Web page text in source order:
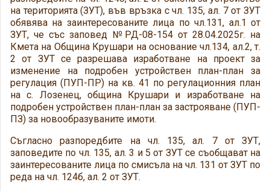
на територията (ЗУТ), във връзка с чл. 135, ал. 7 от ЗУТ
обявява на заинтересованите лица по чл.131, ал.1 от
ЗУТ, че със заповед №РД-08-154 от 28.04.2025г. на
Кмета на Община Крушари на основание чл.134, ал.2, т.
2 от ЗУТ се разрешава изработване на проект за
изменение на подробен устройствен план-план за
регулация (ПУП-ПР) на кв. 41 по регулационния план
на с. Лозенец, община Крушари и изработване на
подробен устройствен план-план за застрояване (ПУП-
ПЗ) за новообразуваните имоти.
Съгласно разпоредбите на чл. 135, ал. 7 от ЗУТ,
заповедите по чл. 135, ал. 3 и 5 от ЗУТ се съобщават на
заинтересованите лица по смисъла на чл. 131 от ЗУТ по
реда на чл. 124б, ал. 2 от ЗУТ.